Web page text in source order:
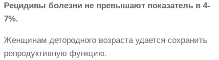
Рецидивы болезни не превышают показатель в 4-
7%.
Женщинам детородного возраста удается сохранить
репродуктивную функцию.